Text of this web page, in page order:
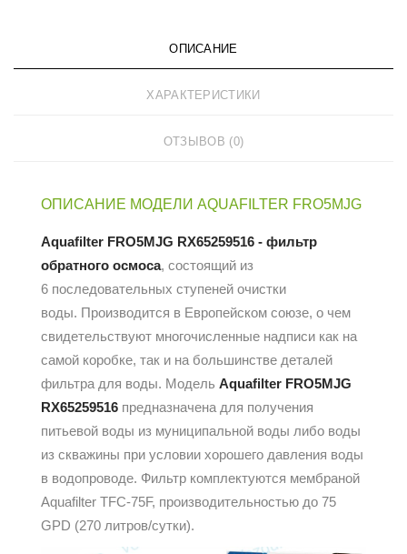
ОПИСАНИЕ
ХАРАКТЕРИСТИКИ
ОТЗЫВОВ (0)
ОПИСАНИЕ МОДЕЛИ AQUAFILTER FRO5MJG
Aquafilter FRO5MJG RX65259516 - фильтр
обратного осмоса, состоящий из
6 последовательных ступеней очистки
воды. Производится в Европейском союзе, о чем
свидетельствуют многочисленные надписи как на
самой коробке, так и на большинстве деталей
фильтра для воды. Модель Aquafilter FRO5MJG
RX65259516 предназначена для получения
питьевой воды из муниципальной воды либо воды
из скважины при условии хорошего давления воды
в водопроводе. Фильтр комплектуются мембраной
Aquafilter TFC-75F, производительностью до 75
GPD (270 литров/сутки).